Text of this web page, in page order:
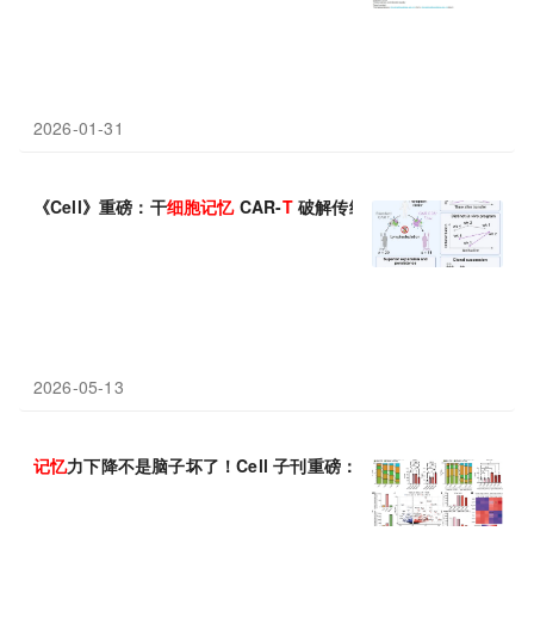
2026-01-31
《Cell》重磅：干细胞记忆CAR-T破解传统疗法核心瓶颈
2026-05-13
记忆力下降不是脑子坏了！Cell 子刊重磅：血液里的衰老T 细胞